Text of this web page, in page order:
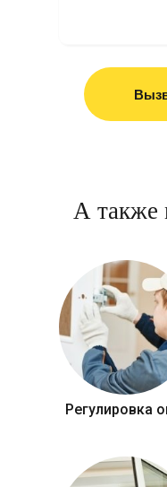
А также
Регулировка